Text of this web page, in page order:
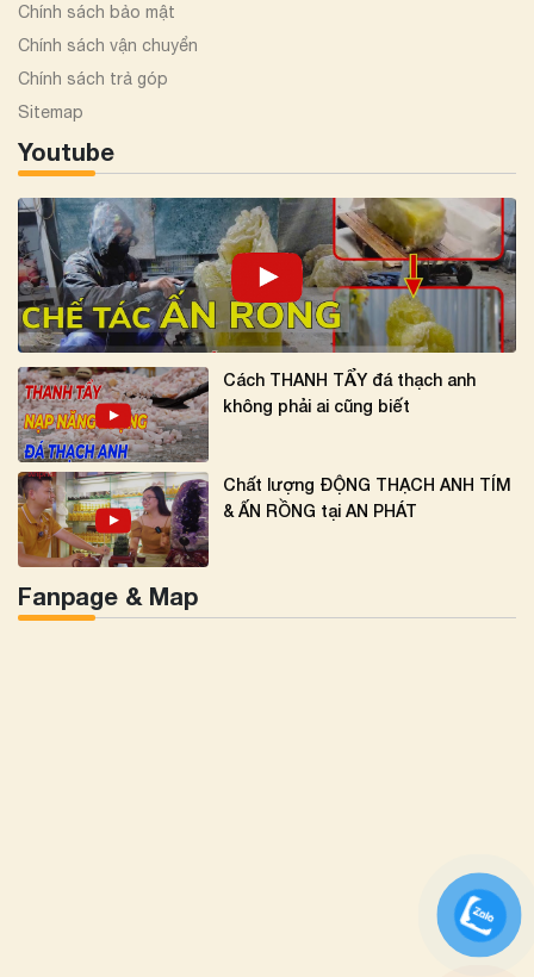
Chính sách bảo mật
Chính sách vận chuyển
Chính sách trả góp
Sitemap
Youtube
Cách THANH TẨY đá thạch anh
không phải ai cũng biết
Chất lượng ĐỘNG THẠCH ANH TÍM
& ẤN RỒNG tại AN PHÁT
Fanpage & Map